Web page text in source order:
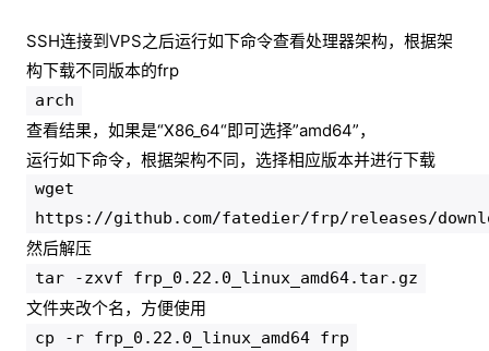
SSH连接到VPS之后运行如下命令查看处理器架构，根据架
构下载不同版本的frp
arch
查看结果，如果是“X86_64“即可选择”amd64”，
运行如下命令，根据架构不同，选择相应版本并进行下载
wget
https://github.com/fatedier/frp/releases/
然后解压
tar -zxvf frp_0.22.0_linux_amd64.tar.gz
文件夹改个名，方便使用
cp -r frp_0.22.0_linux_amd64 frp